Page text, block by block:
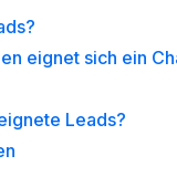
eignet sich ein
Leads?